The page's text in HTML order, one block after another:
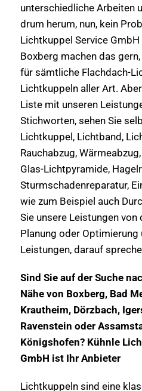
unterschiedliche Arbeiten
drum herum, nun, kein
Lichtkuppel Service
Boxberg machen das
für sämtliche Flachdach-
Lichtkuppeln aller Art.
Liste mit unseren
Stichworten, sehen Sie
Lichtkuppel, Lichtband,
Rauchabzug,
Glas-Lichtpyramide,
Sturmschadenreparatur,
wie zum Beispiel auch
Sie unsere Leistungen von
Planung oder
Leistungen, darauf
Sind Sie auf der Suche
Nähe von Boxberg, Bad
Krautheim, Dörzbach,
Ravenstein oder
Königshofen? Kühnle
GmbH ist Ihr Anbieter
Lichtkuppeln sind eine